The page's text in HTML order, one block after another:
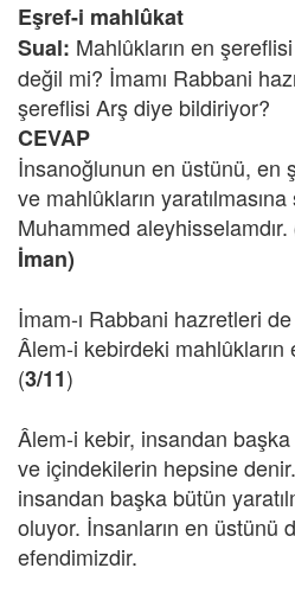
Eşref-i mahlûkat
Sual: Mahlûkların en
değil mi? İmamı Rabbani
şereflisi Arş diye bildiriyor?
CEVAP
İnsanoğlunun en üstünü, en
ve mahlûkların
Muhammed aleyhisselamdır.
İman)
İmam-ı Rabbani hazretleri
Âlem-i kebirdeki mahlûkların
(3/11)
Âlem-i kebir, insandan
ve içindekilerin hepsine
insandan başka bütün
oluyor. İnsanların en üstünü
efendimizdir.